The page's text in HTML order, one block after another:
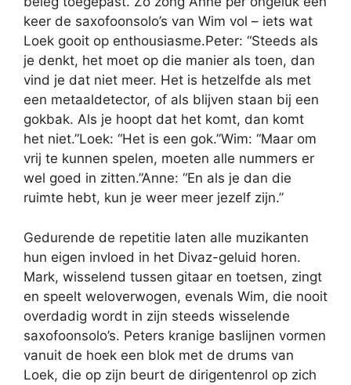
keer de saxofoonsolo’s van Wim vol – iets wat
Loek gooit op enthousiasme.Peter: “Steeds als
je denkt, het moet op die manier als toen, dan
vind je dat niet meer. Het is hetzelfde als met
een metaaldetector, of als blijven staan bij een
gokbak. Als je hoopt dat het komt, dan komt
het niet.”Loek: “Het is een gok.”Wim: “Maar om
vrij te kunnen spelen, moeten alle nummers er
wel goed in zitten.”Anne: “En als je dan die
ruimte hebt, kun je weer meer jezelf zijn.”
Gedurende de repetitie laten alle muzikanten
hun eigen invloed in het Divaz-geluid horen.
Mark, wisselend tussen gitaar en toetsen, zingt
en speelt weloverwogen, evenals Wim, die nooit
overdadig wordt in zijn steeds wisselende
saxofoonsolo’s. Peters kranige baslijnen vormen
vanuit de hoek een blok met de drums van
Loek, die op zijn beurt de dirigentenrol op zich